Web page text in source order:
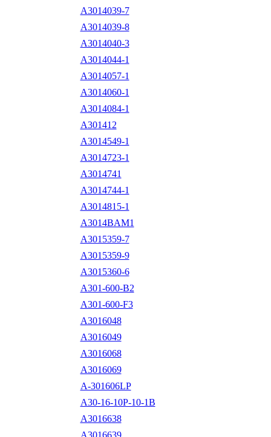
A3014039-7
A3014039-8
A3014040-3
A3014044-1
A3014057-1
A3014060-1
A3014084-1
A301412
A3014549-1
A3014723-1
A3014741
A3014744-1
A3014815-1
A3014BAM1
A3015359-7
A3015359-9
A3015360-6
A301-600-B2
A301-600-F3
A3016048
A3016049
A3016068
A3016069
A-301606LP
A30-16-10P-10-1B
A3016638
A3016639